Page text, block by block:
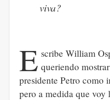
viva?
E scribe William
queriendo
presidente Petro como
pero a medida que voy